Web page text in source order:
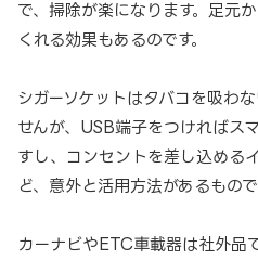
で、掃除が楽になります。足元
くれる効果もあるのです。
シガーソケットはタバコを吸わ
せんが、USB端子をつければス
すし、コンセントを差し込める
ど、意外と活用方法があるもので
カーナビやETC車載器は社外品